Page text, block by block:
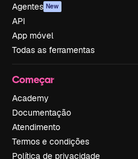
Agentes New
API
App móvel
Todas as ferramentas
Começar
Academy
Documentação
Atendimento
Termos e condições
Política de privacidade